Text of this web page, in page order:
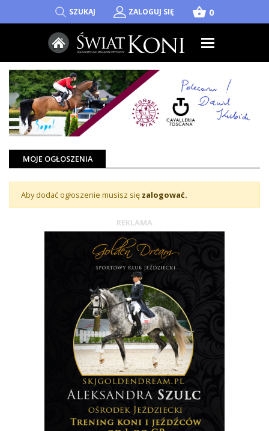
SZUKAJ ZALOGUJ SIĘ shopping_basket 0
MOJE OGŁOSZENIA
Aby dodać ogłoszenie musisz się zalogować.
REKLAMA